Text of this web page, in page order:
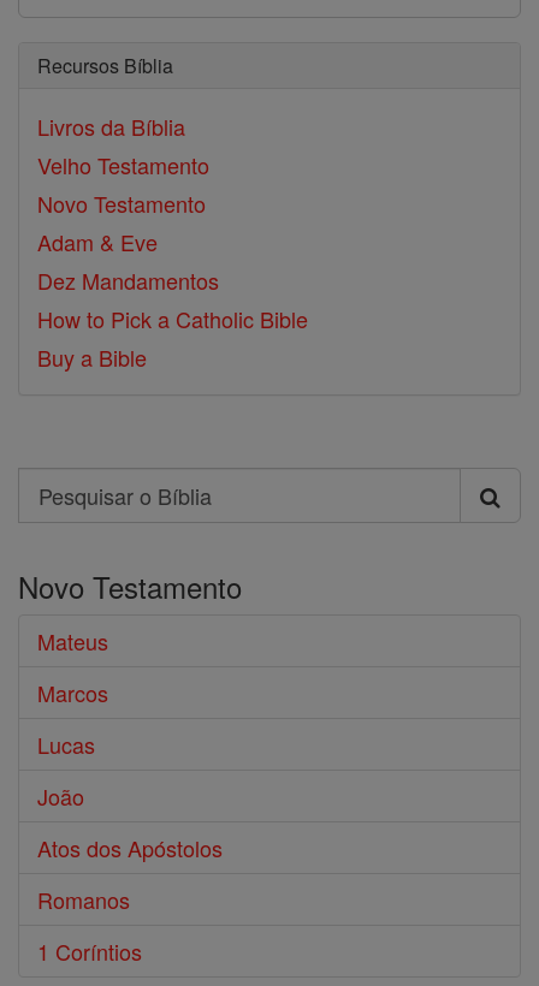
Recursos Bíblia
Livros da Bíblia
Velho Testamento
Novo Testamento
Adam & Eve
Dez Mandamentos
How to Pick a Catholic Bible
Buy a Bible
Search
Pesquisar
Bíblia
Novo Testamento
Mateus
Marcos
Lucas
João
Atos dos Apóstolos
Romanos
1 Coríntios